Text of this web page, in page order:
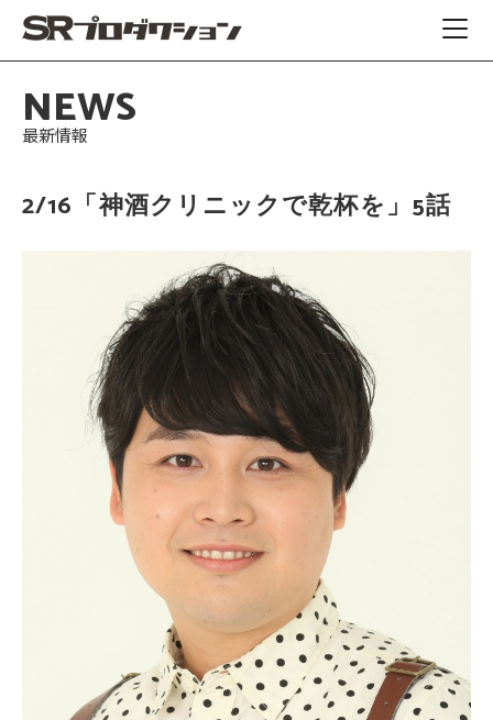
NEWS
最新情報
2/16「神酒クリニックで乾杯を」5話